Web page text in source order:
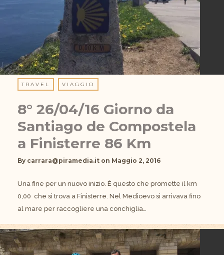
TRAVEL VIAGGIO
8° 26/04/16 Giorno da
Santiago de Compostela
a Finisterre 86 Km
By carrara@piramedia.it on Maggio 2, 2016
Una fine per un nuovo inizio. È questo che promette il km
0,00 che si trova a Finisterre. Nel Medioevo si arrivava fino
al mare per raccogliere una conchiglia…